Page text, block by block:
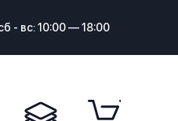
- вс: 10:00 — 18:00